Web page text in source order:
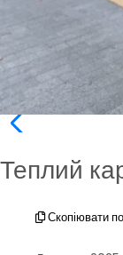
Теплий
Скопіювати